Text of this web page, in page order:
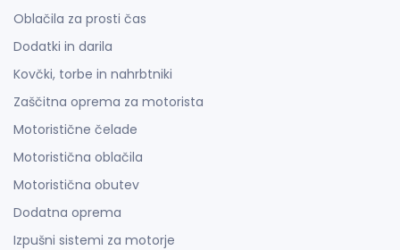
Oblačila za prosti čas
Dodatki in darila
Kovčki, torbe in nahrbtniki
Zaščitna oprema za motorista
Motoristične čelade
Motoristična oblačila
Motoristična obutev
Dodatna oprema
Izpušni sistemi za motorje